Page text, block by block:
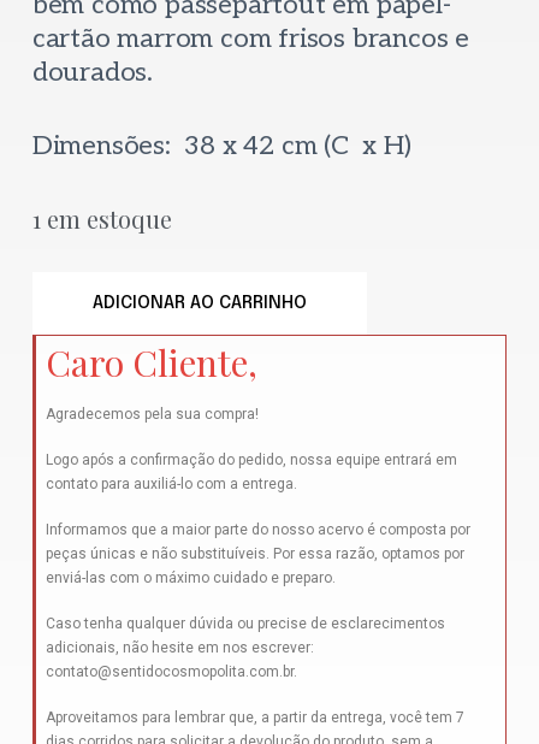
cartão marrom com frisos brancos e
dourados.
Dimensões: 38 x 42 cm (C x H)
1 em estoque
ADICIONAR AO CARRINHO
Caro Cliente,
Agradecemos pela sua compra!
Logo após a confirmação do pedido, nossa equipe entrará em
contato para auxiliá-lo com a entrega.
Informamos que a maior parte do nosso acervo é composta por
peças únicas e não substituíveis. Por essa razão, optamos por
enviá-las com o máximo cuidado e preparo.
Caso tenha qualquer dúvida ou precise de esclarecimentos
adicionais, não hesite em nos escrever:
contato@sentidocosmopolita.com.br.
Aproveitamos para lembrar que, a partir da entrega, você tem 7